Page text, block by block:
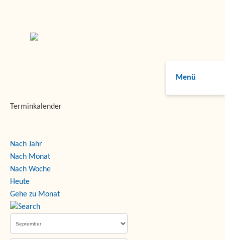
Menü
Terminkalender
Nach Jahr
Nach Monat
Nach Woche
Heute
Gehe zu Monat